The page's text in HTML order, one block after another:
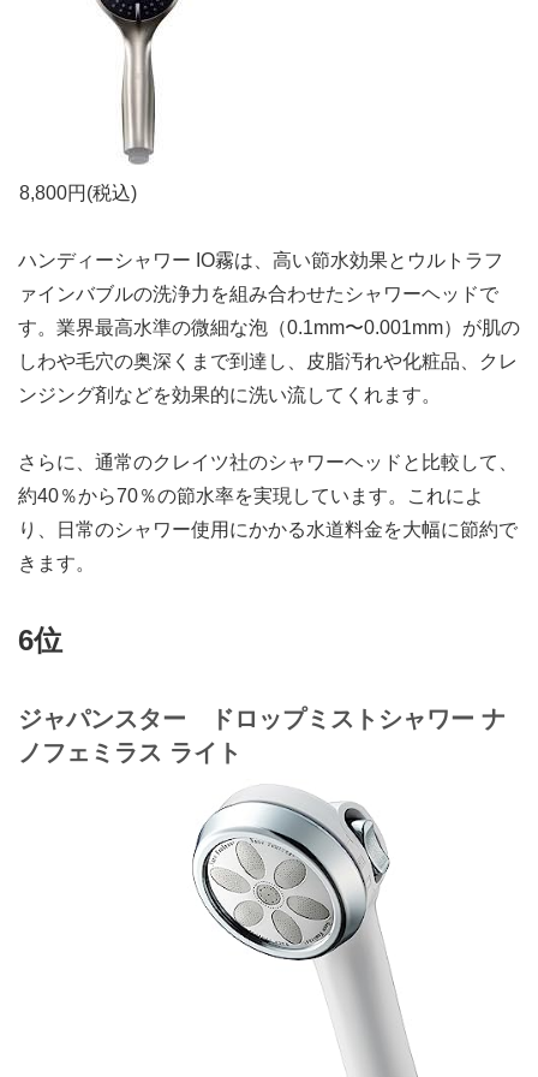
8,800円(税込)
ハンディーシャワー IO霧は、高い節水効果とウルトラフ
ァインバブルの洗浄力を組み合わせたシャワーヘッドで
す。業界最高水準の微細な泡（0.1mm〜0.001mm）が肌の
しわや毛穴の奥深くまで到達し、皮脂汚れや化粧品、クレ
ンジング剤などを効果的に洗い流してくれます。
さらに、通常のクレイツ社のシャワーヘッドと比較して、
約40％から70％の節水率を実現しています。これによ
り、日常のシャワー使用にかかる水道料金を大幅に節約で
きます。
6位
ジャパンスター ドロップミストシャワー ナ
ノフェミラス ライト